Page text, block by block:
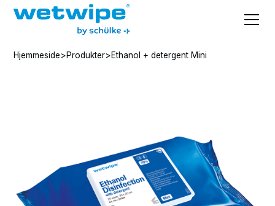
Hjemmeside>Produkter>Ethanol + detergent Mini